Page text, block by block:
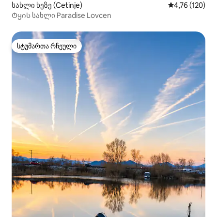
სახლი ხეზე (Cetinje) საშუალო
4,76 (120)
Ტყის სახლი Paradise Lovcen
სტუმართა რჩეული
სტუმართა რჩეული